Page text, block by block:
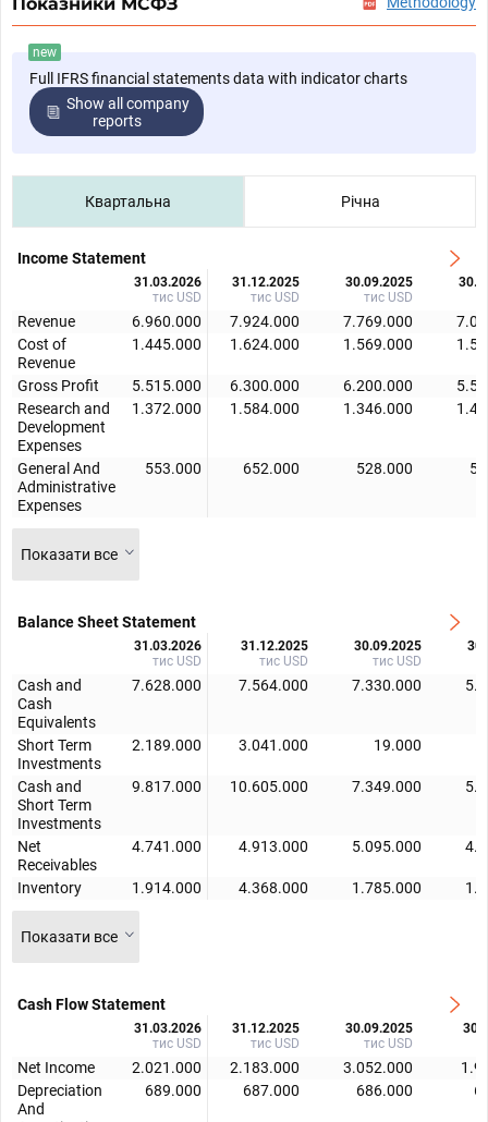
Показники МСФЗ
new
Full IFRS financial statements data with indicator charts
Show all company
reports
Квартальна Річна
Income Statement
31.03.2026
тис USD
31.12.2025
тис USD
30.09.2025
тис USD
Revenue 6.960.000 7.924.000 7.769.000
Cost of
Revenue
1.445.000 1.624.000 1.569.000
Gross Profit 5.515.000 6.300.000 6.200.000
Research and
Development
Expenses
1.372.000 1.584.000 1.346.000
General And
Administrative
Expenses
553.000 652.000 528.000
Показати все
Balance Sheet Statement
31.03.2026
тис USD
31.12.2025
тис USD
30.09.2025
тис USD
Cash and
Cash
Equivalents
7.628.000 7.564.000 7.330.000
Short Term
Investments
2.189.000 3.041.000 19.000
Cash and
Short Term
Investments
9.817.000 10.605.000 7.349.000
Net
Receivables
4.741.000 4.913.000 5.095.000
Inventory 1.914.000 4.368.000 1.785.000
Показати все
Cash Flow Statement
31.03.2026
тис USD
31.12.2025
тис USD
30.09.2025
тис USD
Net Income 2.021.000 2.183.000 3.052.000
Depreciation
And
689.000 687.000 686.000